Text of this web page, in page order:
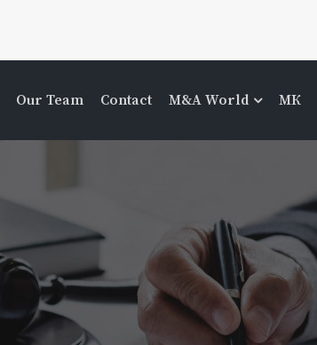
Our Team Contact M&A World МК